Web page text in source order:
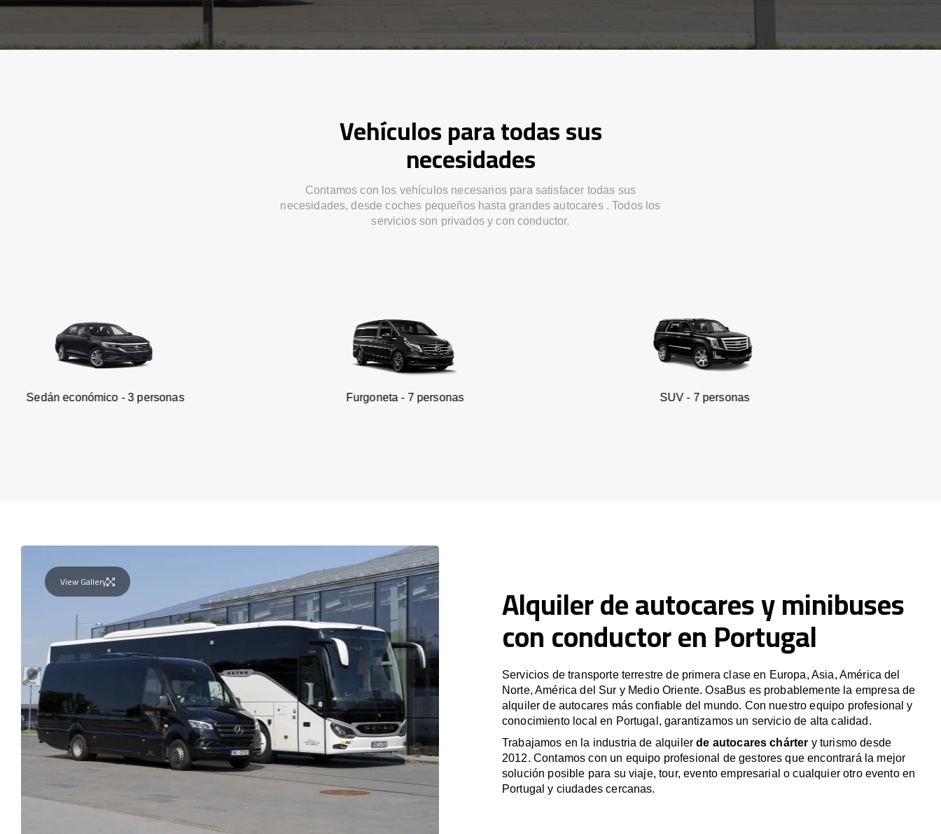
Vehículos para todas sus
necesidades
Contamos con los vehículos necesarios para satisfacer todas sus
necesidades, desde coches pequeños hasta grandes autocares . Todos los
servicios son privados y con conductor.
- 3 personas Furgoneta - 7 personas SUV - 7 personas
View Gallery Alquiler de autocares y minibuses
con conductor en Portugal
Servicios de transporte terrestre de primera clase en Europa, Asia, América del
Norte, América del Sur y Medio Oriente. OsaBus es probablemente la empresa de
alquiler de autocares más confiable del mundo. Con nuestro equipo profesional y
conocimiento local en Portugal, garantizamos un servicio de alta calidad.
Trabajamos en la industria de alquilerde autocares chárter y turismo desde
2012. Contamos con un equipo profesional de gestores que encontrará la mejor
solución posible para su viaje, tour, evento empresarial o cualquier otro evento en
Portugal y ciudades cercanas.